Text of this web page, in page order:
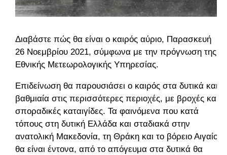
Διαβάστε πώς θα είναι ο καιρός αύριο, Παρασκευή
26 Νοεμβρίου 2021, σύμφωνα με την πρόγνωση της
Εθνικής Μετεωρολογικής Υπηρεσίας.
Επιδείνωση θα παρουσιάσει ο καιρός στα δυτικά και
βαθμιαία στις περισσότερες περιοχές, με βροχές και
σποραδικές καταιγίδες. Τα φαινόμενα που κατά
τόπους στη δυτική Ελλάδα και σταδιακά στην
ανατολική Μακεδονία, τη Θράκη και το βόρειο Αιγαίο
θα είναι έντονα, από το απόγευμα στα δυτικά θα